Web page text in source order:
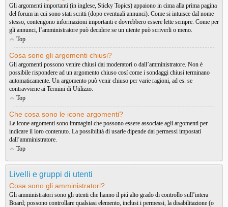
Gli argomenti importanti (in inglese, Sticky Topics) appaiono in cima alla prima pagina
del forum in cui sono stati scritti (dopo eventuali annunci). Come si intuisce dal nome
stesso, contengono informazioni importanti e dovrebbero essere lette sempre. Come per
gli annunci, l’amministratore può decidere se un utente può scriverli o meno.
Top
Cosa sono gli argomenti chiusi?
Gli argomenti possono venire chiusi dai moderatori o dall’amministratore. Non è
possibile rispondere ad un argomento chiuso cosí come i sondaggi chiusi terminano
automaticamente. Un argomento può venir chiuso per varie ragioni, ad es. se
contravviene ai Termini di Utilizzo.
Top
Che cosa sono le icone argomenti?
Le icone argomenti sono immagini che possono essere associate agli argomenti per
indicare il loro contenuto. La possibilità di usarle dipende dai permessi impostati
dall’amministratore.
Top
Livelli e gruppi di utenti
Cosa sono gli amministratori?
Gli amministratori sono gli utenti che hanno il piú alto grado di controllo sull’intera
Board; possono controllare qualsiasi elemento, inclusi i permessi, la disabilitazione (o